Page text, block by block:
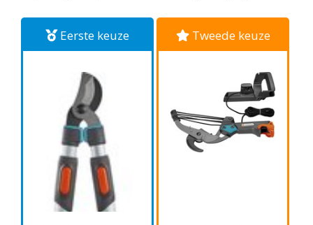
Eerste keuze Tweede keuze